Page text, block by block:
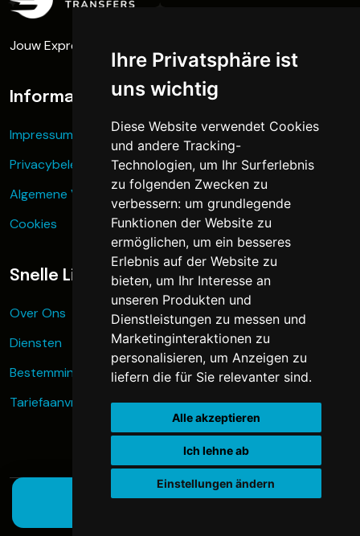
Ihre Privatsphäre ist
uns wichtig
Diese Website verwendet Cookies
und andere Tracking-
Technologien, um Ihr Surferlebnis
zu folgenden Zwecken zu
verbessern: um grundlegende
Funktionen der Website zu
ermöglichen, um ein besseres
Erlebnis auf der Website zu
bieten, um Ihr Interesse an
unseren Produkten und
Dienstleistungen zu messen und
Marketinginteraktionen zu
personalisieren, um Anzeigen zu
liefern die für Sie relevanter sind.
Alle akzeptieren
Ich lehne ab
Einstellungen ändern
Nu taxi boeken
Jouw Express Taxi - Vol gas naar het skigebied
Informatie
Impressum
Privacybeleid
Algemene Voorwaarden
Cookies
Snelle Links
Over Ons
Diensten
Bestemmingen
Tariefaanvraag